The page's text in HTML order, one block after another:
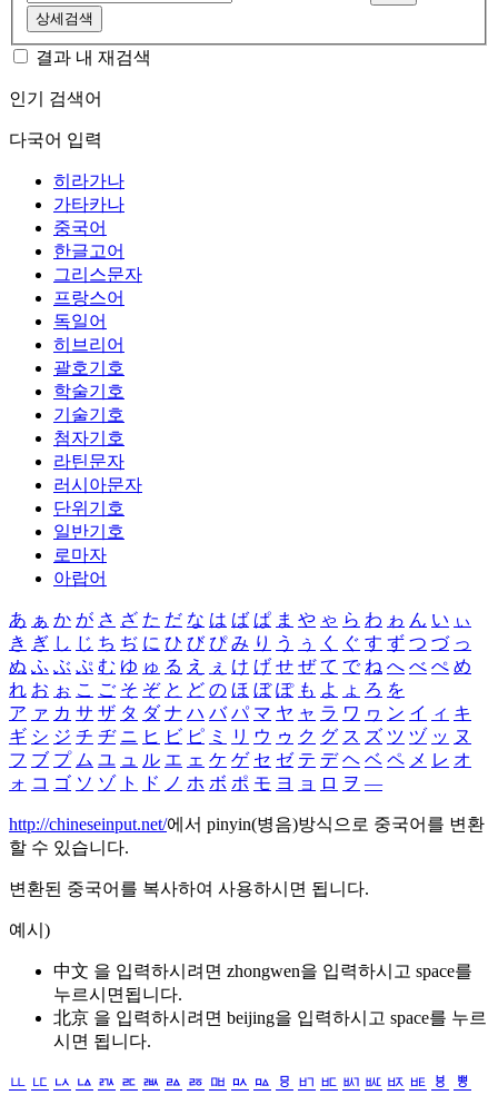
상세검색
결과 내 재검색
인기 검색어
다국어 입력
히라가나
가타카나
중국어
한글고어
그리스문자
프랑스어
독일어
히브리어
괄호기호
학술기호
기술기호
첨자기호
라틴문자
러시아문자
단위기호
일반기호
로마자
아랍어
あ ぁ か が さ ざ た だ な は ば ぱ ま や ゃ ら わ ゎ ん い ぃ
き ぎ し じ ち ぢ に ひ び ぴ み り う ぅ く ぐ す ず つ づ っ
ぬ ふ ぶ ぷ む ゆ ゅ る え ぇ け げ せ ぜ て で ね へ べ ぺ め
れ お ぉ こ ご そ ぞ と ど の ほ ぼ ぽ も よ ょ ろ を
ア ァ カ サ ザ タ ダ ナ ハ バ パ マ ヤ ャ ラ ワ ヮ ン イ ィ キ
ギ シ ジ チ ヂ ニ ヒ ビ ピ ミ リ ウ ゥ ク グ ス ズ ツ ヅ ッ ヌ
フ ブ プ ム ユ ュ ル エ ェ ケ ゲ セ ゼ テ デ ヘ ベ ペ メ レ オ
ォ コ ゴ ソ ゾ ト ド ノ ホ ボ ポ モ ヨ ョ ロ ヲ ―
http://chineseinput.net/에서 pinyin(병음)방식으로 중국어를 변환
할 수 있습니다.
변환된 중국어를 복사하여 사용하시면 됩니다.
예시)
中文 을 입력하시려면 zhongwen을 입력하시고 space를
누르시면됩니다.
北京 을 입력하시려면 beijing을 입력하시고 space를 누르
시면 됩니다.
ㅥ ㅦ ㅧ ㅨ ㅩ ㅪ ㅫ ㅬ ㅭ ㅮ ㅯ ㅰ ㅱ ㅲ ㅳ ㅴ ㅵ ㅶ ㅷ ㅸ
ㅹ